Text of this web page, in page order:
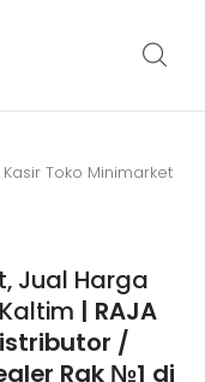
Toko Minimarket
Jual Harga
| RAJA
/
Rak №1 di